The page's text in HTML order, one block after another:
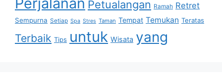
Petualangan Ramah Retret
Sempurna Setiap Spa Stres Taman Tempat Temukan Teratas
Terbaik Tips untuk Wisata yang